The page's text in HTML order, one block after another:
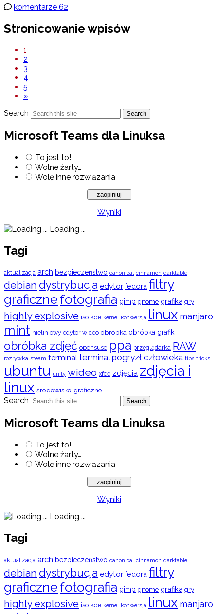
komentarze 62
Stronicowanie wpisów
1
2
3
4
5
»
Search
Search
Microsoft Teams dla Linuksa
To jest to!
Wolne żarty…
Wolę inne rozwiązania
Wyniki
Loading ...
Tagi
aktualizacja arch bezpieczeństwo canonical cinnamon darktable
debian dystrybucja edytor fedora filtry
graficznefotografia gimp gnome grafika gry
highly explosive iso kde kernel konwersja linux manjaro
mint nieliniowy edytor wideo obróbka obróbka grafiki
obróbka zdjęć opensuse ppa przeglądarka RAW
rozrywka steam terminal terminal pogryzł człowieka tips tricks
ubuntu unity wideo xfce zdjęcia zdjęcia i
linux środowisko graficzne
Search Search
Microsoft Teams dla Linuksa
To jest to!
Wolne żarty…
Wolę inne rozwiązania
Wyniki
Loading ...
Tagi
aktualizacja arch bezpieczeństwo canonical cinnamon darktable
debian dystrybucja edytor fedora filtry
graficznefotografia gimp gnome grafika gry
highly explosive iso kde kernel konwersja linux manjaro